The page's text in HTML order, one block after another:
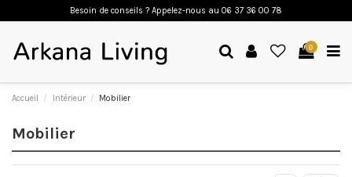
Besoin de conseils ? Appelez-nous au 06 37 36 00 78
0
Accueil Intérieur Mobilier
Mobilier